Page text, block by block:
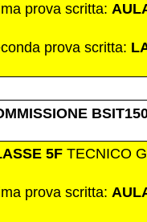
prova scritta:
prova scritta:
5FTECNICO
prova scritta: